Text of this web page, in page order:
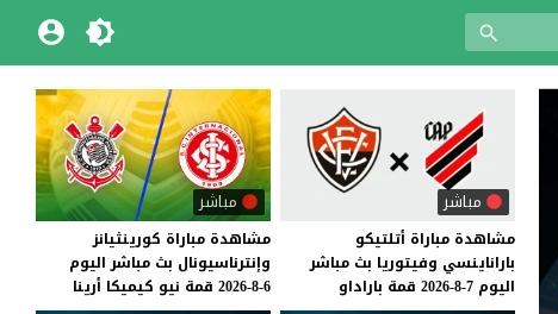
مباشر
مشاهدة مباراة أتلتيكو
باراناينسي وفيتوريا بث مباشر
اليوم 7-8-2026 قمة باراداو
مباشر
مشاهدة مباراة كورينثيانز
وإنترناسيونال بث مباشر اليوم
6-8-2026
قمة نيو كيميكا أرينا